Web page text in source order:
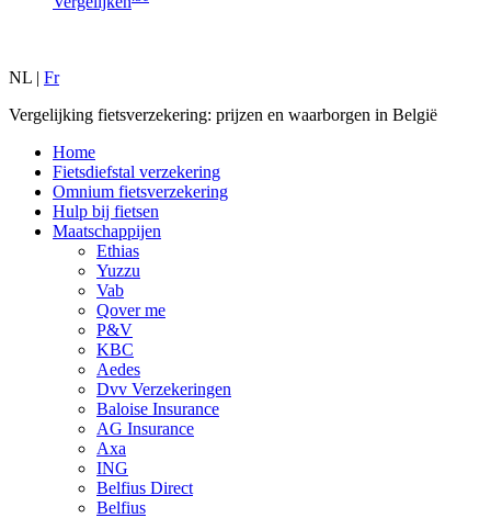
NL | Fr
Vergelijking fietsverzekering: prijzen en waarborgen in België
Home
Fietsdiefstal verzekering
Omnium fietsverzekering
Hulp bij fietsen
Maatschappijen
Ethias
Yuzzu
Vab
Qover me
P&V
KBC
Aedes
Dvv Verzekeringen
Baloise Insurance
AG Insurance
Axa
ING
Belfius Direct
Belfius